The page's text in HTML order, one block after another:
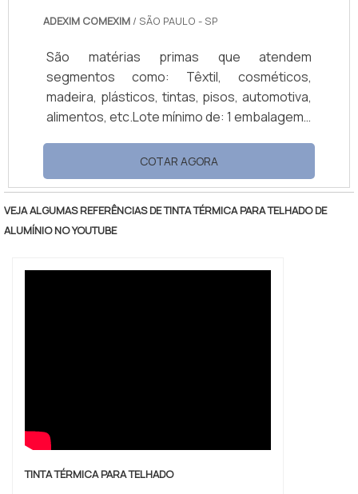
ADEXIM COMEXIM / SÃO PAULO - SP
São matérias primas que atendem
segmentos como: Têxtil, cosméticos,
madeira, plásticos, tintas, pisos, automotiva,
alimentos, etc.Lote mínimo de: 1 embalagem -
anticorrosivos da SNCZ são otimos para
aplicações em tintas de manutenção,
marítima ou aeroespacial.São revestimentos
anticorrosivos para mercados tão diversos
como construção civil, automotivo,
aeroespacial e de aparelhos domésticos.
COTAR AGORA
VEJA ALGUMAS REFERÊNCIAS DE TINTA TÉRMICA PARA TELHADO DE
ALUMÍNIO NO YOUTUBE
TINTA TÉRMICA PARA TELHADO